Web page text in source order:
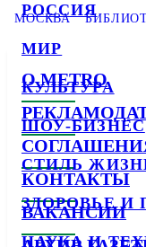
РОССИЯ
МИР
КУЛЬТУРА
ШОУ-БИЗНЕС
СТИЛЬ
ЗДОРОВЬЕ И
НАУКА И
МОСКВА
О METRO
КОНТАКТЫ
ВАКАНСИИ